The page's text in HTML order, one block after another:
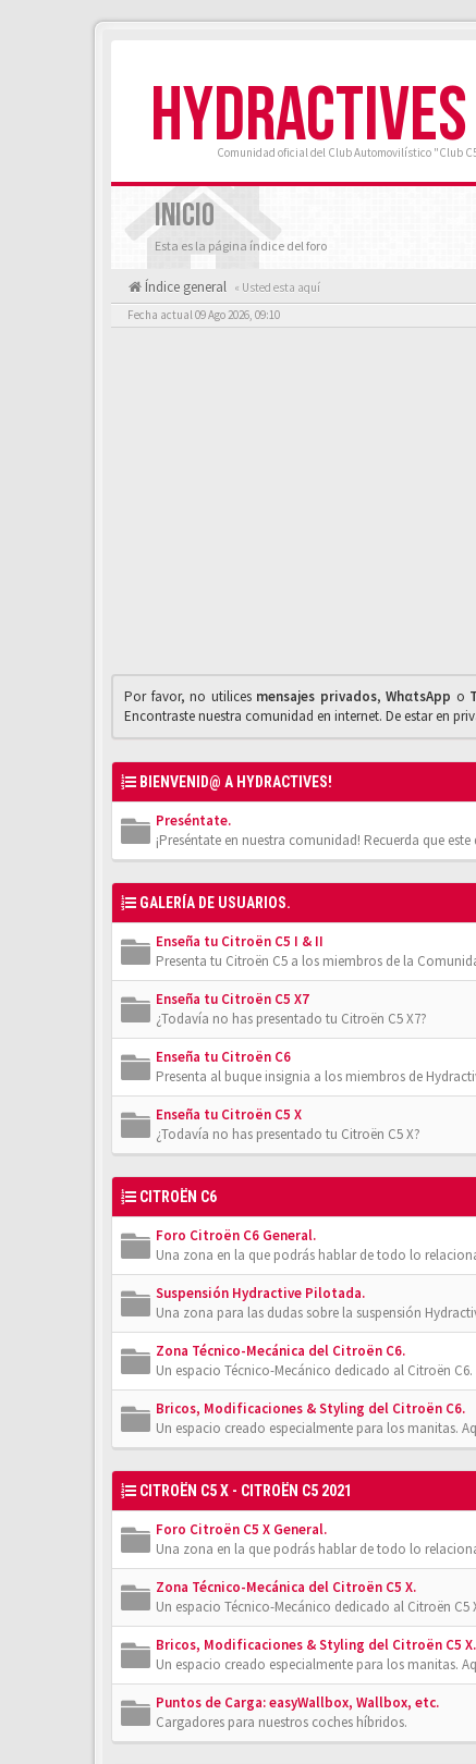
Comunidad oficial del Club Automovilístico "Club
INICIO
Esta es la página índice del foro
Índice general « Usted esta aquí
Fecha actual 09 Ago 2026, 09:10
Por favor, no utilices mensajes privados,WhαtsApp o
Encontraste nuestra comunidad en internet. De estar en
BIENVENID@ A HYDRACTIVES!
Preséntate.
¡Preséntate en nuestra comunidad! Recuerda que
GALERÍA DE USUARIOS.
Enseña tu Citroën C5 I & II
Presenta tu Citroën C5 a los miembros de la
Enseña tu Citroën C5 X7
¿Todavía no has presentado tu Citroën C5 X7?
Enseña tu Citroën C6
Presenta al buque insignia a los miembros de
Enseña tu Citroën C5 X
¿Todavía no has presentado tu Citroën C5 X?
CITROËN C6
Foro Citroën C6 General.
Una zona en la que podrás hablar de todo lo
Suspensión Hydractive Pilotada.
Una zona para las dudas sobre la suspensión
Zona Técnico-Mecánica del Citroën C6.
Un espacio Técnico-Mecánico dedicado al Citroën
Bricos, Modificaciones & Styling del Citroën C6.
Un espacio creado especialmente para los manitas.
CITROËN C5 X - CITROËN C5 2021
Foro Citroën C5 X General.
Una zona en la que podrás hablar de todo lo
Zona Técnico-Mecánica del Citroën C5 X.
Un espacio Técnico-Mecánico dedicado al Citroën
Bricos, Modificaciones & Styling del Citroën C5 X.
Un espacio creado especialmente para los manitas.
Puntos de Carga: easyWallbox, Wallbox, etc.
Cargadores para nuestros coches híbridos.